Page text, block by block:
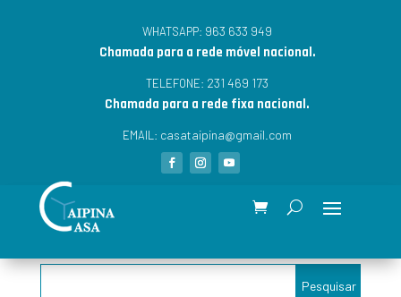
WHATSAPP: 963 633 949
Chamada para a rede móvel nacional.
TELEFONE: 231 469 173
Chamada para a rede fixa nacional.
EMAIL: casataipina@gmail.com